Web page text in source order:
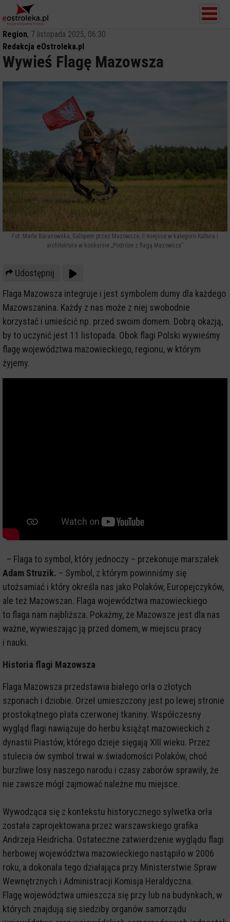
Region, 7 listopada 2025, 06:30
Redakcja eOstroleka.pl
Wywieś Flagę Mazowsza
Fot. Marta Baranowska, Galopem przez Mazowsze, II miejsce w kategorii Kultura i
architektura w konkursie „Podróże z flagą Mazowsza”
Udostępnij
Flaga Mazowsza integruje i jest symbolem dumy dla każdego
Mazowszanina. Każdy z nas może z niej swobodnie
korzystać i umieścić np. przed swoim domem. Dobrą okazją,
by to uczynić jest 11 listopada. Obok flagi Polski wywieśmy
flagę województwa mazowieckiego, regionu, w którym
żyjemy.
– Flaga to symbol, który jednoczy – przekonuje marszałek
Adam Struzik. – Symbol, z którym powinniśmy się
utożsamiać i który określa nas jako Polaków, Europejczyków,
ale też Mazowszan. Flaga województwa mazowieckiego
to flaga nam najbliższa. Pokażmy, że Mazowsze jest dla nas
ważne, wywieszając ją przed domem, w miejscu pracy
i nauki.
Historia flagi Mazowsza
Flaga Mazowsza przedstawia białego orła o złotych
szponach i dziobie. Orzeł umieszczony jest po lewej stronie
prostokątnego płata czerwonej tkaniny. Współczesny
wygląd flagi nawiązuje do herbu książąt mazowieckich z
dynastii Piastów, którego dzieje sięgają XIII wieku. Przez
stulecia ów symbol trwał w świadomości Polaków, choć
burzliwe losy naszego narodu i czasy zaborów sprawiły, że
nie zawsze mógł zajmować należne mu miejsce.
Wywodząca się z kontekstu historycznego sylwetka orła
została zaprojektowana przez warszawskiego grafika
Andrzeja Heidricha. Ostateczne zatwierdzenie wyglądu flagi
herbowej województwa mazowieckiego nastąpiło w 2006
roku, a dokonała tego działająca przy Ministerstwie Spraw
Wewnętrznych i Administracji Komisja Heraldyczna.
Flagę województwa umieszcza się przy lub na budynkach, w
których znajdują się siedziby organów samorządu